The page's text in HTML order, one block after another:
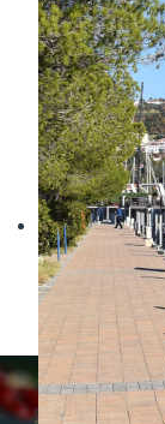
Zato, ker
Z
luksuznega
Ko boste
morje
Čas je, da